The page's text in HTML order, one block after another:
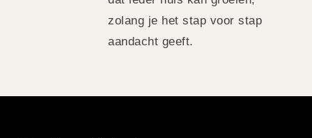
zolang je het stap voor stap
aandacht geeft.